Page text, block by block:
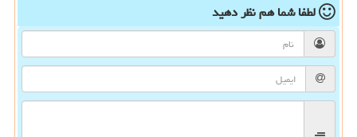
لطفا شما همنظر دهید